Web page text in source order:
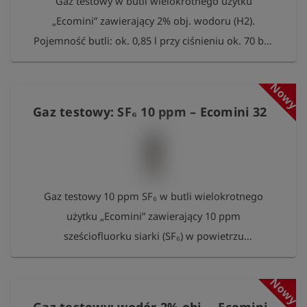
„Ecomini” zawierający 2% obj. wodoru (H2).
Pojemność butli: ok. 0,85 l przy ciśnieniu ok. 70 bar
Zawartość: ok. 60 l Przyłącze: zawór gwint
poddane regeneracji i ponownemu napełnieniu. W
Gaz testowy: SF₆ 10 ppm – Ecomini 32Nowy
Gaz testowy 10 ppm SF₆ w butli wielokrotnego
użytku „Ecomini” zawierający 10 ppm
sześciofluorku siarki (SF₆) w powietrzu
syntetycznym. Pojemność butli: ok. 0,85 l przy
ciśnieniu ok. 37 bar Zawartość: 31,5 l Przyłącze: Nowy